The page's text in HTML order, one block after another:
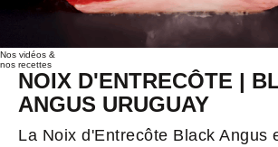
Nos vidéos &
nos recettes
NOIX D'ENTRECÔTE |
ANGUS URUGUAY
La Noix d'Entrecôte Black Angus